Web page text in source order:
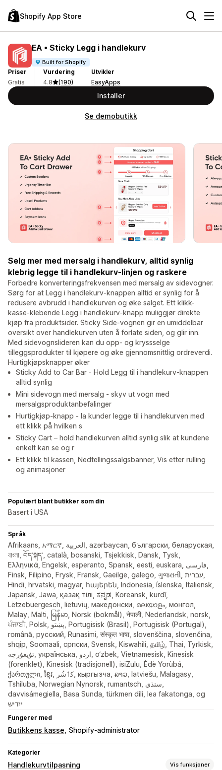
Shopify App Store
EA • Sticky Legg i handlekurv
Built for Shopify
Priser
Gratis
Vurdering
4.8
(190)
Utvikler
EasyApps
Installer
Se demobutikk
Selg mer med mersalg i handlekurv, alltid synlig
klebrig legge til i handlekurv-linjen og raskere
Forbedre konverteringsfrekvensen med mersalg av sidevogner.
Sørg for at Legg i handlekurv-knappen alltid er synlig for å
redusere avbrudd i handlekurven og øke salget. Ett klikk-
kasse-klebende Legg i handlekurv-knapp muliggjør direkte
kjøp fra produktsider. Sticky Side-vognen gir en umiddelbar
oversikt over handlekurven uten å forlate siden, og glir inn.
Med sidevognslideren kan du opp- og kryssselge
tilleggsprodukter til kjøpere og øke gjennomsnittlig ordreverdi.
Hurtigkjøpsknapper øker
Sticky Add to Car Bar - Hold Legg til i handlekurv-knappen
alltid synlig
Mini sidevogn med mersalg - skyv ut vogn med
mersalgsproduktanbefalinger
Hurtigkjøp-knapp - la kunder legge til i handlekurven med
ett klikk på hvilken s
Sticky Cart – hold handlekurven alltid synlig slik at kundene
enkelt kan se og r
Ett klikk til kassen, Nedtellingssalgsbanner, Vis etter rulling
og animasjoner
Populært blant butikker som din
Basert i USA
Språk
Afrikaans, አማርኛ, العربية, azərbaycan, български, беларуская,
বাংলা, བོད་སྐད་, català, bosanski, Tsjekkisk, Dansk, Tysk,
Ελληνικά, Engelsk, esperanto, Spansk, eesti, euskara, فارسی,
Finsk, Filipino, Frysk, Fransk, Gaeilge, galego, ગુજરાતી, עברית,
Hindi, hrvatski, magyar, հայերեն, Indonesia, íslenska, Italiensk,
Japansk, Jawa, қазақ тілі, ಕನ್ನಡ, Koreansk, kurdî,
Lëtzebuergesch, lietuvių, македонски, മലയാളം, монгол,
Malay, Malti, မြန်မာ, Norsk (bokmål), नेपाली, Nederlandsk, norsk,
ਪੰਜਾਬੀ, Polsk, پښتو, Portugisisk (Brasil), Portugisisk (Portugal),
română, русский, Runasimi, संस्कृत भाषा, slovenščina, slovenčina,
shqip, Soomaali, српски, Svensk, Kiswahili, தமிழ், Thai, Tyrkisk,
ئۇيغۇرچە, українська, اردو, o‘zbek, Vietnamesisk, Kinesisk
(forenklet), Kinesisk (tradisjonell), isiZulu, Èdè Yorùbá,
ქართული, ខ្មែរ, کٲشُر, кыргызча, ລາວ, latviešu, Malagasy,
Tshiluba, Norwegian Nynorsk, rumantsch, سنڌي,
davvisámegiella, Basa Sunda, türkmen dili, lea fakatonga, og
ייִדיש
Fungerer med
Butikkens kasse Shopify-administrator
Kategorier
Handlekurvtilpasning Vis funksjoner